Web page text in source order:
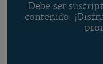
Debe ser
contenido.